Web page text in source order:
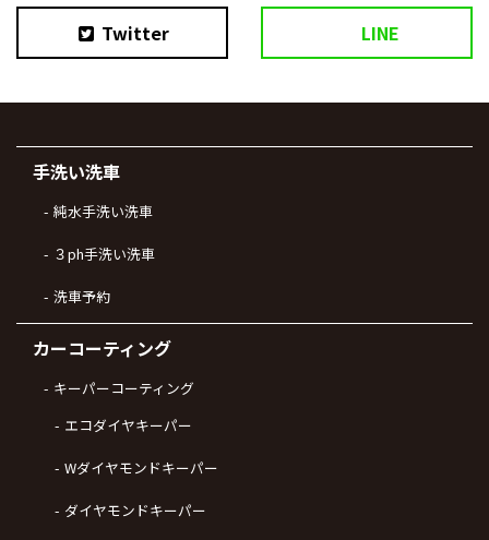
Twitter LINE
手洗い洗車
純水手洗い洗車
３ph手洗い洗車
洗車予約
カーコーティング
キーパーコーティング
エコダイヤキーパー
Wダイヤモンドキーパー
ダイヤモンドキーパー